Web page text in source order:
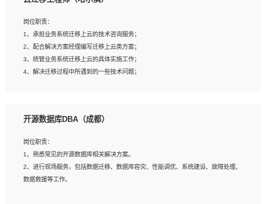
岗位要求：
2、熟悉tensorflow，keras，pytorch等常规深度学习框架，快速根据客户需求实现
有效的模型；
3、熟悉掌握至少一种编程语言，如：Python，Java；
4、 熟悉NLP相关算法与实现；
5、至少有一次及以上问答系统的项目实践，熟悉问答系统全流程开发者优先；
岗位职责：
1、承担业务系统迁移上云的技术咨询服务；
2、配合解决方案经理编写迁移上云类方案；
3、统管业务系统迁移上云的具体实施工作；
4、解决迁移过程中所遇到的一些技术问题；
1、专科及以上学历，三年以上工作经验，计算机等相关专业；
3、熟悉常见操作系统、存储、网络、 IO 等相关原理；
4、具有迁移工具实操经验，具备P2V、V2V迁移能力；
5、熟练华为、VMware虚拟化、云计算及云存储技术；
6、熟悉主流数据库、应用服务器、中间件部署架构和运维方法；
开源数据库DBA（成都）
岗位职责：
1、熟悉常见的开源数据库相关解决方案。
2、进行现场服务，包括数据迁移、数据库容灾、性能调优、系统建设、故障处理、
数据救援等工作。